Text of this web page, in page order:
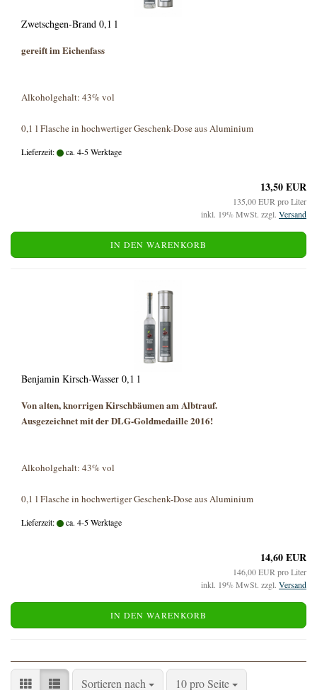
Zwetschgen-Brand 0,1 l
gereift im Eichenfass
Alkoholgehalt: 43% vol
0,1 l Flasche in hochwertiger Geschenk-Dose aus Aluminium
Lieferzeit: ca. 4-5 Werktage
13,50 EUR
135,00 EUR pro Liter
inkl. 19% MwSt. zzgl. Versand
IN DEN WARENKORB
Benjamin Kirsch-Wasser 0,1 l
Von alten, knorrigen Kirschbäumen am Albtrauf.
Ausgezeichnet mit der DLG-Goldmedaille 2016!
Alkoholgehalt: 43% vol
0,1 l Flasche in hochwertiger Geschenk-Dose aus Aluminium
Lieferzeit: ca. 4-5 Werktage
14,60 EUR
146,00 EUR pro Liter
inkl. 19% MwSt. zzgl. Versand
IN DEN WARENKORB
Sortieren nach
Sortieren nach 10 pro Seite
pro Seite